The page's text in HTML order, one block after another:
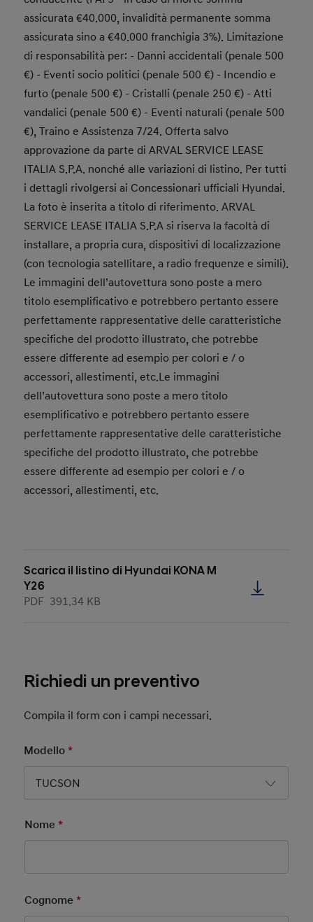
assicurata €40.000, invalidità permanente somma
assicurata sino a €40.000 franchigia 3%). Limitazione
di responsabilità per: - Danni accidentali (penale 500
€) - Eventi socio politici (penale 500 €) - Incendio e
furto (penale 500 €) - Cristalli (penale 250 €) - Atti
vandalici (penale 500 €) - Eventi naturali (penale 500
€), Traino e Assistenza 7/24. Offerta salvo
approvazione da parte di ARVAL SERVICE LEASE
ITALIA S.P.A. nonché alle variazioni di listino. Per tutti
i dettagli rivolgersi ai Concessionari ufficiali Hyundai.
La foto è inserita a titolo di riferimento. ARVAL
SERVICE LEASE ITALIA S.P.A si riserva la facoltà di
installare, a propria cura, dispositivi di localizzazione
(con tecnologia satellitare, a radio frequenze e simili).
Le immagini dell’autovettura sono poste a mero
titolo esemplificativo e potrebbero pertanto essere
perfettamente rappresentative delle caratteristiche
specifiche del prodotto illustrato, che potrebbe
essere differente ad esempio per colori e / o
accessori, allestimenti, etc.Le immagini
dell’autovettura sono poste a mero titolo
esemplificativo e potrebbero pertanto essere
perfettamente rappresentative delle caratteristiche
specifiche del prodotto illustrato, che potrebbe
essere differente ad esempio per colori e / o
accessori, allestimenti, etc.
Scarica il listino di Hyundai KONA M
Y26
PDF 391.34 KB
Richiedi un preventivo
Compila il form con i campi necessari.
Modello*
TUCSON
Nome *Mandatory Field
Cognome *Mandatory Field